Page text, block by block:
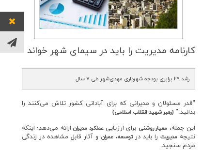
كارنامه مدیریت را باید در سیمای شهر خواند
رشد ۲۹ برابری بودجه شهرداری مهدی‌شهر طی ۷ سال
"قدر مسئولان و مدیرانی که برای آبادانی کشور تلاش می‌کنند را
بدانید." (رهبر شهید انقلاب اسلامی)
این جمله، معیار روشنی برای ارزیابیعملکرد مدیرانارائه می‌دهد؛ اینکه
نتیجهمدیریت را باید درتوسعه،عمران و آثار قابل مشاهده در زندگی
مردم سنجید.